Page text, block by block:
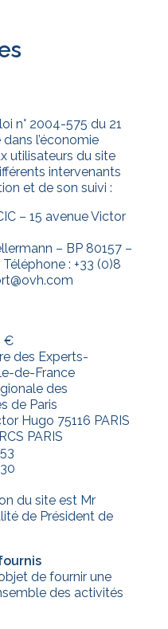
n° 2004-575 du 21
l’économie
utilisateurs du site
intervenants
et de son suivi :
– 15 avenue Victor
– BP 80157 –
: +33 (0)8
€
des Experts-
de-France
des
de Paris
Hugo 75116 PARIS
PARIS
du site est Mr
de Président de
de fournir une
des activités